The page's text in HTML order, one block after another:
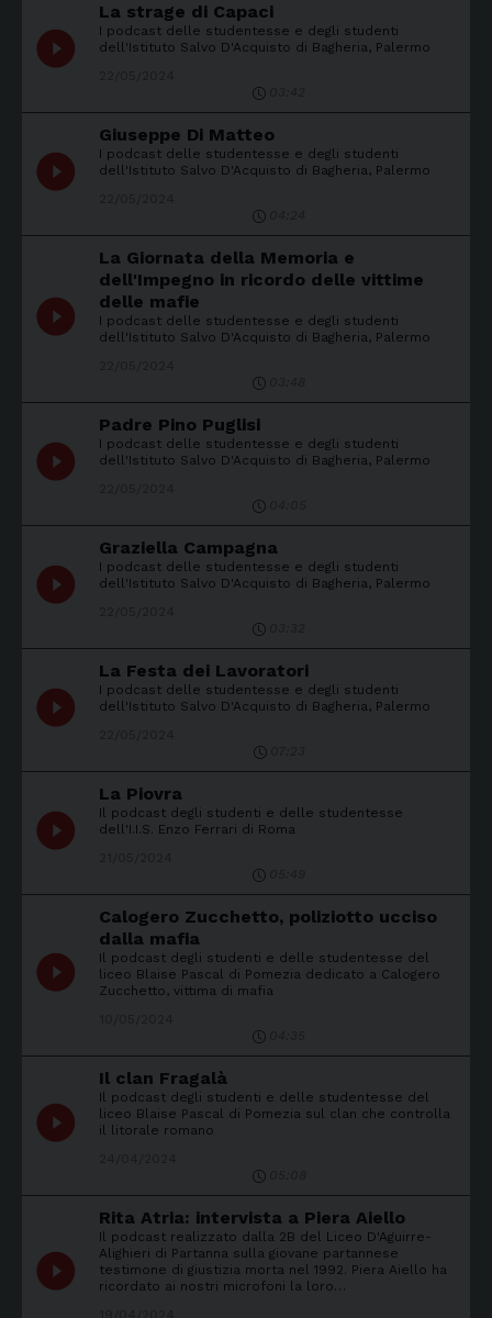
play_circle_filled
La strage di Capaci
I podcast delle studentesse e degli studenti
dell'Istituto Salvo D'Acquisto di Bagheria, Palermo
play_circle_filled
Giuseppe Di Matteo
I podcast delle studentesse e degli studenti
dell'Istituto Salvo D'Acquisto di Bagheria, Palermo
play_circle_filled
La Giornata della Memoria e
dell'Impegno in ricordo delle vittime
delle mafie
I podcast delle studentesse e degli studenti
dell'Istituto Salvo D'Acquisto di Bagheria, Palermo
play_circle_filled
Padre Pino Puglisi
I podcast delle studentesse e degli studenti
dell'Istituto Salvo D'Acquisto di Bagheria, Palermo
play_circle_filled
Graziella Campagna
I podcast delle studentesse e degli studenti
dell'Istituto Salvo D'Acquisto di Bagheria, Palermo
play_circle_filled
La Festa dei Lavoratori
I podcast delle studentesse e degli studenti
dell'Istituto Salvo D'Acquisto di Bagheria, Palermo
play_circle_filled
La Piovra
Il podcast degli studenti e delle studentesse
dell'I.I.S. Enzo Ferrari di Roma
play_circle_filled
Calogero Zucchetto, poliziotto ucciso
dalla mafia
Il podcast degli studenti e delle studentesse del
liceo Blaise Pascal di Pomezia dedicato a Calogero
Zucchetto, vittima di mafia
play_circle_filled
Il clan Fragalà
Il podcast degli studenti e delle studentesse del
liceo Blaise Pascal di Pomezia sul clan che controlla
il litorale romano
play_circle_filled
Rita Atria: intervista a Piera Aiello
Il podcast realizzato dalla 2B del Liceo D'Aguirre-
Alighieri di Partanna sulla giovane partannese
testimone di giustizia morta nel 1992. Piera Aiello ha
ricordato ai nostri microfoni la loro…